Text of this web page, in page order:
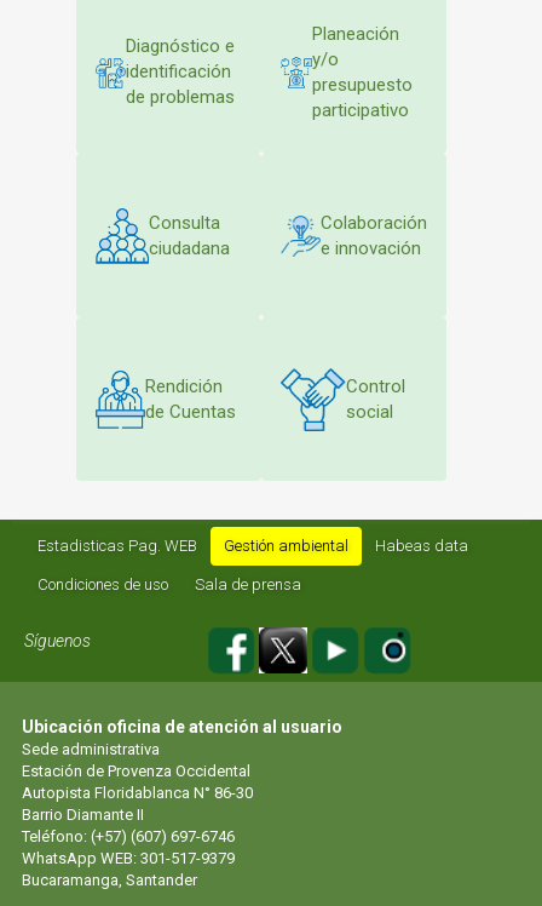
Diagnóstico e
identificación
de problemas
Planeación
y/o
presupuesto
participativo
Consulta
ciudadana
Colaboración
e innovación
Rendición
de Cuentas
Control
social
Estadisticas Pag. WEB Gestión ambiental Habeas data
Condiciones de uso Sala de prensa
Síguenos
Ubicación oficina de atención al usuario
Sede administrativa
Estación de Provenza Occidental
Autopista Floridablanca N° 86-30
Barrio Diamante II
Teléfono: (+57) (607) 697-6746
WhatsApp WEB: 301-517-9379
Bucaramanga, Santander